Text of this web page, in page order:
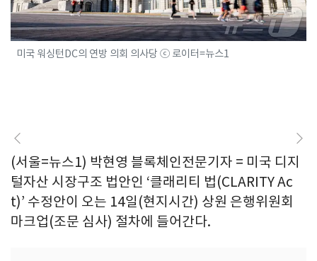
미국 워싱턴DC의 연방 의회 의사당 ⓒ 로이터=뉴스1
(서울=뉴스1) 박현영 블록체인전문기자 = 미국 디지
털자산 시장구조 법안인 ‘클래리티 법(CLARITY Ac
t)’ 수정안이 오는 14일(현지시간) 상원 은행위원회
마크업(조문 심사) 절차에 들어간다.